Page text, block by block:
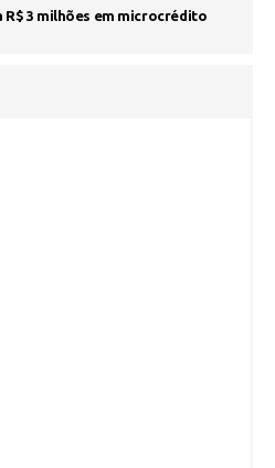
3 milhões em microcrédito